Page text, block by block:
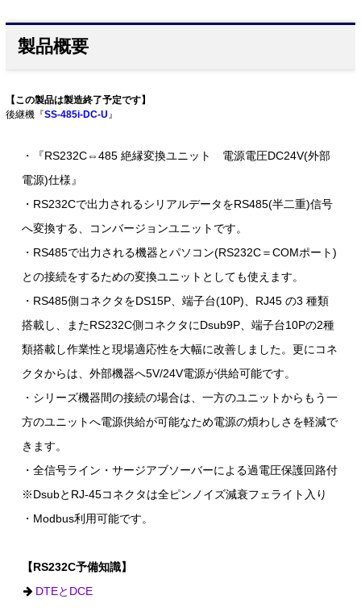
製品概要
【この製品は製造終了予定です】
後継機『SS-485i-DC-U』
・『RS232C⇔485 絶縁変換ユニット 電源電圧DC24V(外部
電源)仕様』
・RS232Cで出力されるシリアルデータをRS485(半二重)信号
へ変換する、コンバージョンユニットです。
・RS485で出力される機器とパソコン(RS232C＝COMポート)
との接続をするための変換ユニットとしても使えます。
・RS485側コネクタをDS15P、端子台(10P)、RJ45 の3 種類
搭載し、またRS232C側コネクタにDsub9P、端子台10Pの2種
類搭載し作業性と現場適応性を大幅に改善しました。更にコネ
クタからは、外部機器へ5V/24V電源が供給可能です。
・シリーズ機器間の接続の場合は、一方のユニットからもう一
方のユニットへ電源供給が可能なため電源の煩わしさを軽減で
きます。
・全信号ライン・サージアブソーバーによる過電圧保護回路付
※DsubとRJ-45コネクタは全ピンノイズ減衰フェライト入り
・Modbus利用可能です。
【RS232C予備知識】
DTEとDCE